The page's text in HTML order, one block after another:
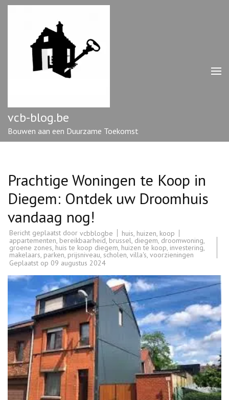
Ga
vcb-blog.be
Bouwen aan een Duurzame Toekomst
Prachtige Woningen te Koop in
Diegem: Ontdek uw Droomhuis
vandaag nog!
Bericht geplaatst door vcbblogbe huis huizen koop
appartementen, bereikbaarheid, brussel, diegem, droomwoning,
groene zones, huis te koop diegem, huizen te koop, investering,
makelaars, parken, prijsniveau, scholen, villa's, voorzieningen
Geplaatst op 09 augustus 2024